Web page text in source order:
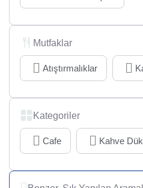
Mutfaklar
Atıştırmalıklar
Kategoriler
Cafe Kahve